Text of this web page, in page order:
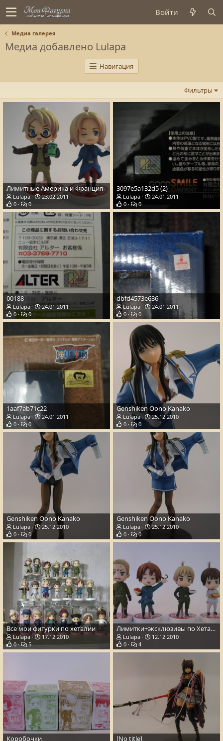
Войти
Медиа галерея
Медиа добавлено Lulapa
Навигация
Фильтры
Лимитные Америка и Франция
Lulapa
23.02.2011
0
0
3097e5a132d5 (2)
Lulapa
24.01.2011
0
0
00188
Lulapa
24.01.2011
0
0
dbfd4573e636
Lulapa
24.01.2011
0
0
1aaf7ab71c22
Lulapa
24.01.2011
0
0
Genshiken Oono Kanako
Lulapa
25.12.2010
0
0
Genshiken Oono Kanako
Lulapa
25.12.2010
0
0
Genshiken Oono Kanako
Lulapa
25.12.2010
0
0
Все мои фигурки по хеталии
Lulapa
17.12.2010
0
5
Лимитки+эксклюзивы по Хеталии :3
Lulapa
12.12.2010
0
4
Коробочки [No title]